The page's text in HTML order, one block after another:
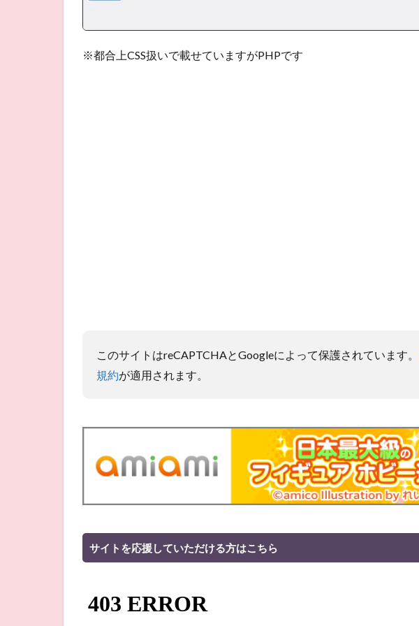
※都合上CSS扱いで載せていますがPHPです
このサイトはreCAPTCHAとGoogleによって保護されています。
規約が適用されます。
サイトを応援していただける方はこちら